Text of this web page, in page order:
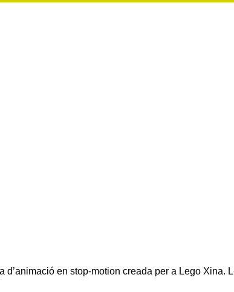
en stop-motion creada per a Lego Xina.